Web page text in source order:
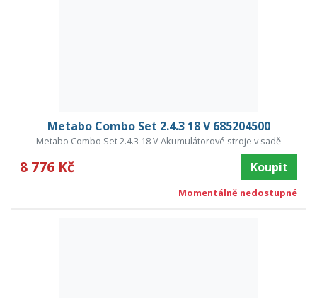
Metabo Combo Set 2.4.3 18 V 685204500
Metabo Combo Set 2.4.3 18 V Akumulátorové stroje v sadě
8 776 Kč Koupit
Momentálně nedostupné